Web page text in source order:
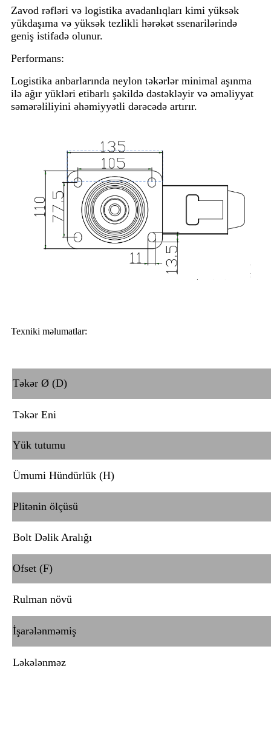
Zavod rəfləri və logistika avadanlıqları kimi yüksək
yükdaşıma və yüksək tezlikli hərəkət ssenarilərində
geniş istifadə olunur.
Performans:
Logistika anbarlarında neylon təkərlər minimal aşınma
ilə ağır yükləri etibarlı şəkildə dəstəkləyir və əməliyyat
səmərəliliyini əhəmiyyətli dərəcədə artırır.
Texniki məlumatlar:
Təkər Ø (D)
Təkər Eni
Yük tutumu
Ümumi Hündürlük (H)
Plitənin ölçüsü
Bolt Dəlik Aralığı
Ofset (F)
Rulman növü
İşarələnməmiş
Ləkələnməz